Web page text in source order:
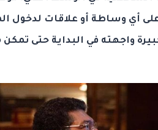
على أي وساطة أو علاقات لدخول
واجهته في البداية حتى